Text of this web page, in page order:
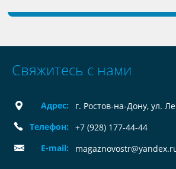
Свяжитесь с нами
Адрес:
г. Ростов-на-Дону, ул.
Телефон:
+7 (928) 177-44-44
E-mail: